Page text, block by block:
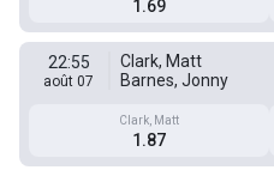
1.69
22:55
août 07
Clark, Matt
Barnes, Jonny
Clark, Matt
1.87